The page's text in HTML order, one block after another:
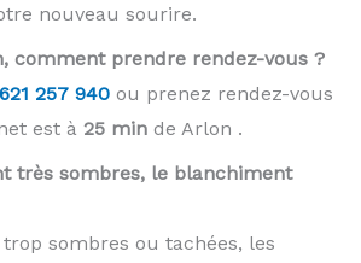
nouveau sourire.
comment prendre rendez-vous ?
257 940 ou prenez rendez-vous
est à 25 min de Arlon .
très sombres, le blanchiment
sombres ou tachées, les